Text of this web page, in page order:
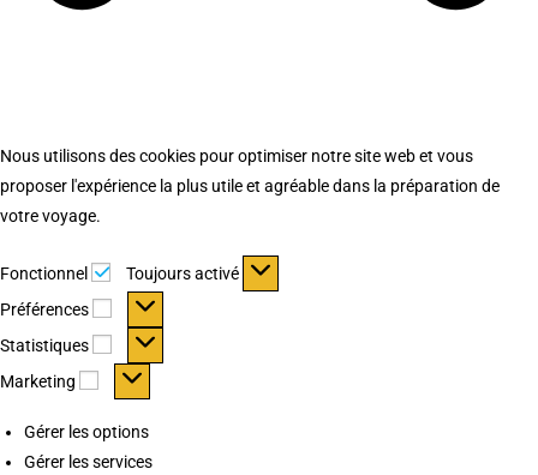
Nous utilisons des cookies pour optimiser notre site web et vous
proposer l'expérience la plus utile et agréable dans la préparation de
votre voyage.
Fonctionnel Fonctionnel
Toujours activé
Préférences
Préférences
Statistiques Statistiques
Marketing Marketing
Gérer les options
Gérer les services